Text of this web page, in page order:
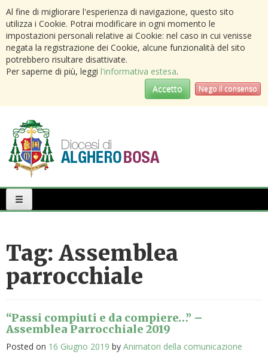
Al fine di migliorare l'esperienza di navigazione, questo sito
utilizza i Cookie. Potrai modificare in ogni momento le
impostazioni personali relative ai Cookie: nel caso in cui venisse
negata la registrazione dei Cookie, alcune funzionalità del sito
potrebbero risultare disattivate.
Per saperne di più, leggi l'informativa estesa.
Accetto
Nego il consenso
Menu
Tag: Assemblea
parrocchiale
“Passi compiuti e da compiere…” –
Assemblea Parrocchiale 2019
Posted on 16 Giugno 2019 by Animatori della comunicazione